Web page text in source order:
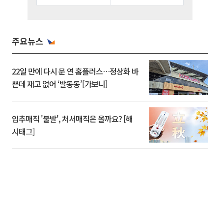
주요뉴스
22일 만에 다시 문 연 홈플러스…정상화 바
쁜데 재고 없어 ‘발동동’[가보니]
입추매직 '불발', 처서매직은 올까요? [해
시태그]